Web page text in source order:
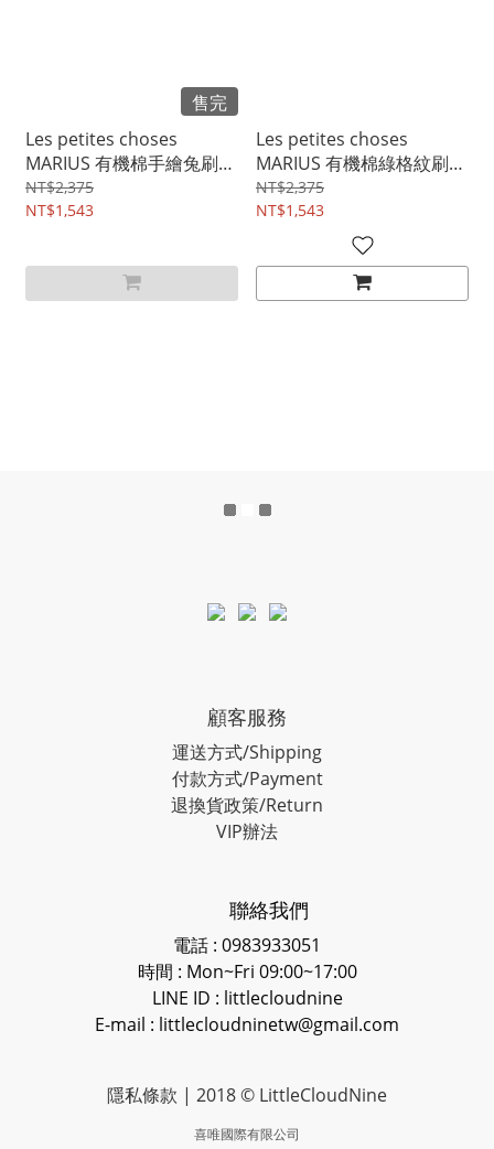
售完
Les petites choses
MARIUS 有機棉手繪兔刷毛
連身衣 12M~3Y
NT$2,375
NT$1,543
Les petites choses
MARIUS 有機棉綠格紋刷毛
連身衣 12M~3Y
NT$2,375
NT$1,543
顧客服務
運送方式/Shipping
付款方式/Payment
退換貨政策/Return
VIP辦法
聯絡我們
電話 : 0983933051
時間 : Mon~Fri 09:00~17:00
LINE ID : littlecloudnine
E-mail : littlecloudninetw@gmail.com
隱私條款 | 2018 © LittleCloudNine
喜唯國際有限公司